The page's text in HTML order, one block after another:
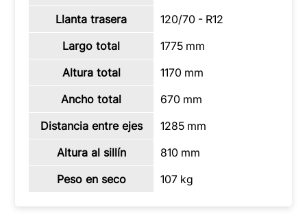
Llanta trasera
120/70 - R12
Largo total
1775 mm
Altura total
1170 mm
Ancho total
670 mm
Distancia entre ejes
1285 mm
Altura al sillín
810 mm
Peso en seco
107 kg